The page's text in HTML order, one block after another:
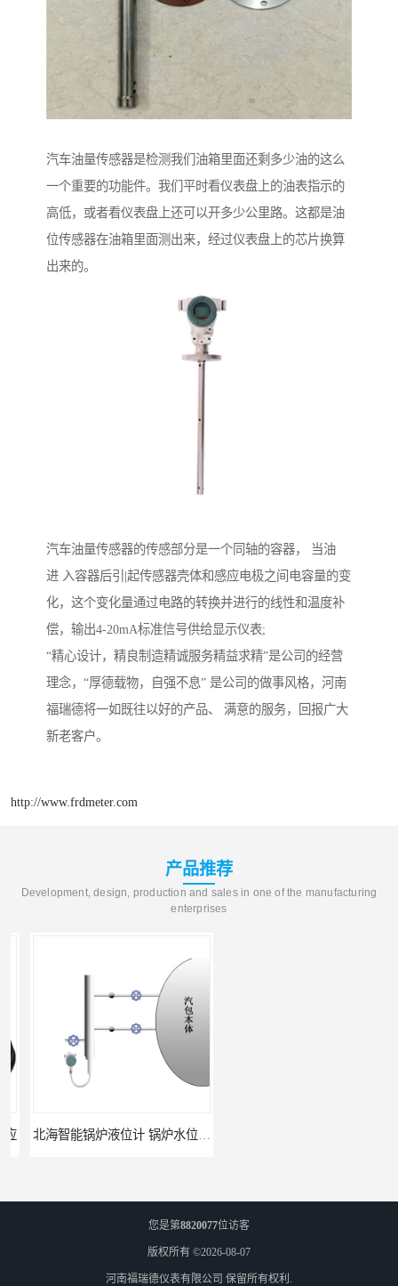
汽车油量传感器是检测我们油箱里面还剩多少油的这么
一个重要的功能件。我们平时看仪表盘上的油表指示的
高低，或者看仪表盘上还可以开多少公里路。这都是油
位传感器在油箱里面测出来，经过仪表盘上的芯片换算
出来的。
汽车油量传感器的传感部分是一个同轴的容器， 当油
进 入容器后引|起传感器壳体和感应电极之间电容量的变
化，这个变化量通过电路的转换并进行的线性和温度补
偿，输出4-20mA标准信号供给显示仪表;
“精心设计，精良制造精诚服务精益求精”是公司的经营
理念，“厚德载物，自强不息” 是公司的做事风格，河南
福瑞德将一如既往以好的产品、 满意的服务，回报广大
新老客户。
http://www.frdmeter.com
产品推荐
Development, design, production and sales in one of the manufacturing
enterprises
北海智能锅炉液位计 锅炉水位计厂商 自动适应自动校准
您是第8820077位访客
版权所有 ©2026-08-07
河南福瑞德仪表有限公司 保留所有权利.